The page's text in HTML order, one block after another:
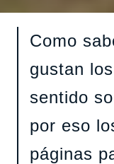
Como
gustan
sentido
por eso
páginas